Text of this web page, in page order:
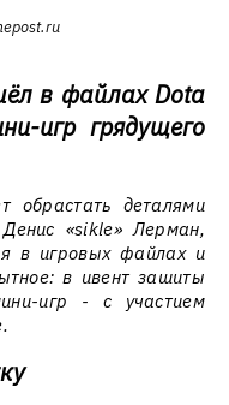
в файлах Dota
игр грядущего
обрастать деталями
«sikle» Лерман,
в игровых файлах и
в ивент зашиты
игр - с участием